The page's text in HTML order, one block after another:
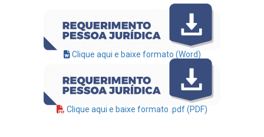
Clique aqui e baixe formato (Word)
Clique aqui e baixe formato .pdf (PDF)